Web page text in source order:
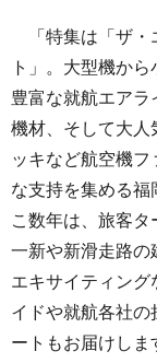
「特集は「ザ・
ト」。大型機か
豊富な就航エアラ
機材、そして大人
ッキなど航空機フ
な支持を集める福
こ数年は、旅客タ
一新や新滑走路の
エキサイティン
イドや就航各社の
ートもお届けしま